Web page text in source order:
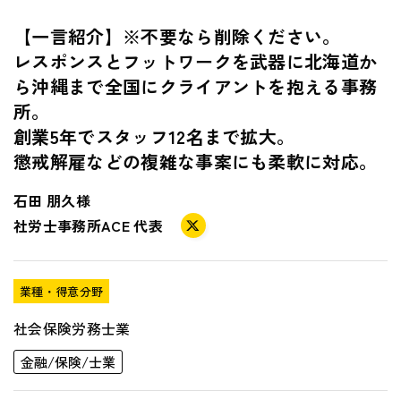
【一言紹介】※不要なら削除ください。
レスポンスとフットワークを武器に北海道か
ら沖縄まで全国にクライアントを抱える事務
所。
創業5年でスタッフ12名まで拡大。
懲戒解雇などの複雑な事案にも柔軟に対応。
石田 朋久様
社労士事務所ACE代表
業種・得意分野
社会保険労務士業
金融/保険/士業